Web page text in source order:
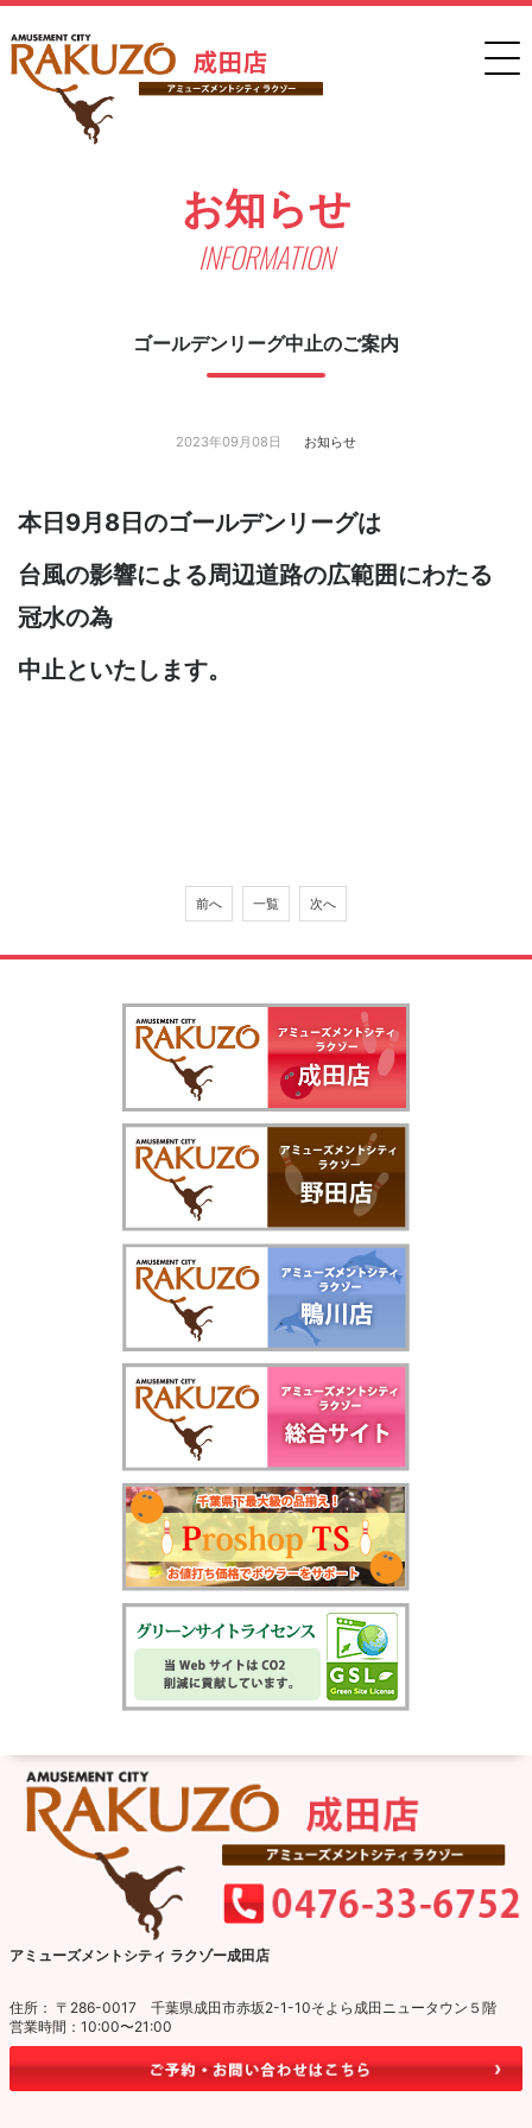
お知らせ
INFORMATION
ゴールデンリーグ中止のご案内
2023年09月08日 お知らせ
本日9月8日のゴールデンリーグは
台風の影響による周辺道路の広範囲にわたる
冠水の為
中止といたします。
前へ 一覧 次へ
アミューズメントシティ ラクゾー成田店
住所： 〒286-0017 千葉県成田市赤坂2-1-10そよら成田ニュータウン５階
営業時間：10:00〜21:00